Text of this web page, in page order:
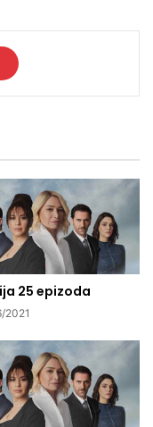
25 epizoda
2021